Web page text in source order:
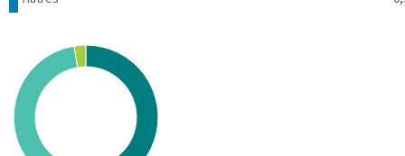
Chart
Pie chart with 3 slices.
View as data table, Chart